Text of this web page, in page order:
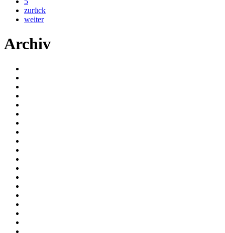
zurück
weiter
Archiv